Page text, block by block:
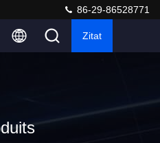
86-29-86528771
Zitat